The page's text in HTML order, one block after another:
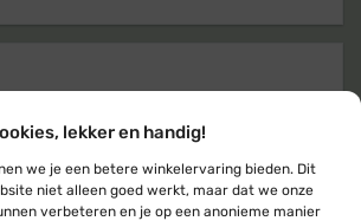
lekker en handig!
we je een betere winkelervaring bieden. Dit
niet alleen goed werkt, maar dat we onze
verbeteren en je op een anonieme manier
binnen 24 uurop
(maandag t/m vrijdag)